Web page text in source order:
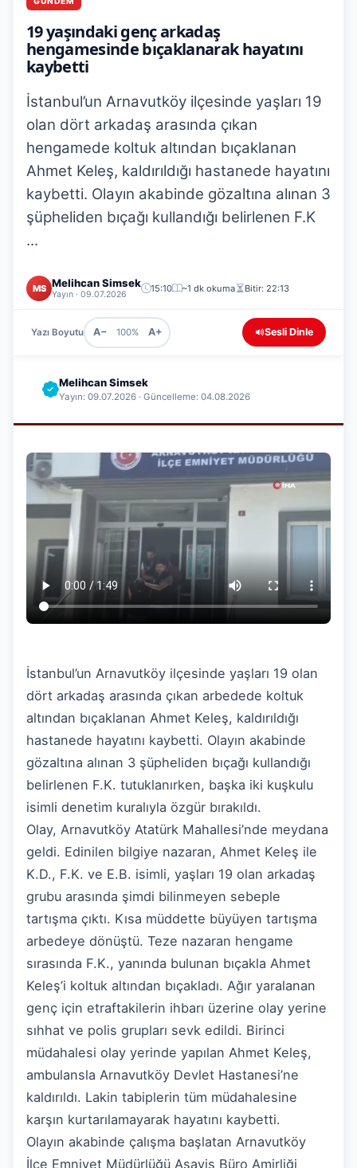
19 yaşındaki genç arkadaş
hengamesinde bıçaklanarak hayatını
kaybetti
İstanbul’un Arnavutköy ilçesinde yaşları 19
olan dört arkadaş arasında çıkan
hengamede koltuk altından bıçaklanan
Ahmet Keleş, kaldırıldığı hastanede hayatını
kaybetti. Olayın akabinde gözaltına alınan 3
şüpheliden bıçağı kullandığı belirlenen F.K
...
MS Melihcan Simsek
Yayın · 09.07.2026
15:10 ~1 dk okuma Bitir: 22:13
Yazı Boyutu A− 100% A+ Sesli Dinle
Melihcan Simsek
Yayın: 09.07.2026 · Güncelleme: 04.08.2026
İstanbul’un Arnavutköy ilçesinde yaşları 19 olan
dört arkadaş arasında çıkan arbedede koltuk
altından bıçaklanan Ahmet Keleş, kaldırıldığı
hastanede hayatını kaybetti. Olayın akabinde
gözaltına alınan 3 şüpheliden bıçağı kullandığı
belirlenen F.K. tutuklanırken, başka iki kuşkulu
isimli denetim kuralıyla özgür bırakıldı.
Olay, Arnavutköy Atatürk Mahallesi’nde meydana
geldi. Edinilen bilgiye nazaran, Ahmet Keleş ile
K.D., F.K. ve E.B. isimli, yaşları 19 olan arkadaş
grubu arasında şimdi bilinmeyen sebeple
tartışma çıktı. Kısa müddette büyüyen tartışma
arbedeye dönüştü. Teze nazaran hengame
sırasında F.K., yanında bulunan bıçakla Ahmet
Keleş’i koltuk altından bıçakladı. Ağır yaralanan
genç için etraftakilerin ihbarı üzerine olay yerine
sıhhat ve polis grupları sevk edildi. Birinci
müdahalesi olay yerinde yapılan Ahmet Keleş,
ambulansla Arnavutköy Devlet Hastanesi’ne
kaldırıldı. Lakin tabiplerin tüm müdahalesine
karşın kurtarılamayarak hayatını kaybetti.
Olayın akabinde çalışma başlatan Arnavutköy
İlçe Emniyet Müdürlüğü Asayiş Büro Amirliği